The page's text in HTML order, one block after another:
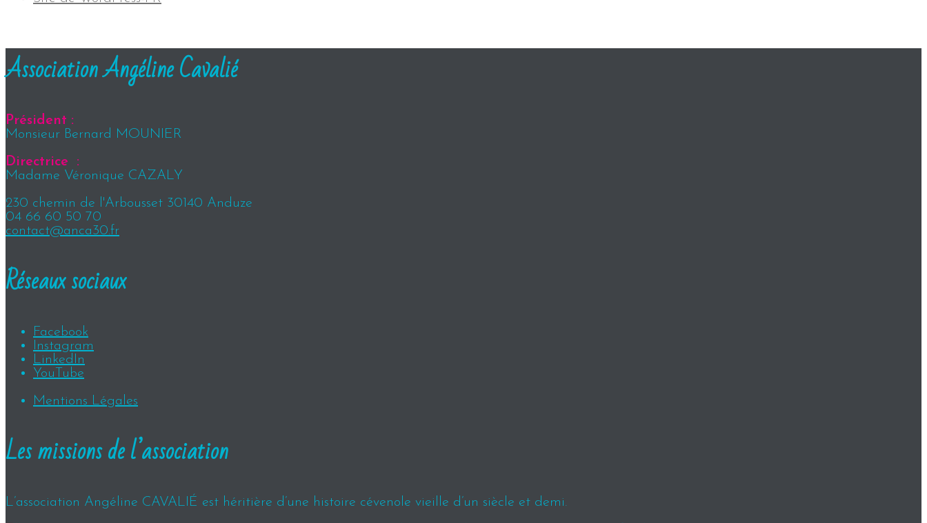
Association Angéline Cavalié
Président :
Monsieur Bernard MOUNIER
Directrice :
Madame Véronique CAZALY
230 chemin de l'Arbousset 30140 Anduze
04 66 60 50 70
contact@anca30.fr
Réseaux sociaux
Facebook
Instagram
LinkedIn
YouTube
Mentions Légales
Les missions de l’association
L’association Angéline CAVALIÉ est héritière d’une histoire cévenole vieille d’un siècle et demi.